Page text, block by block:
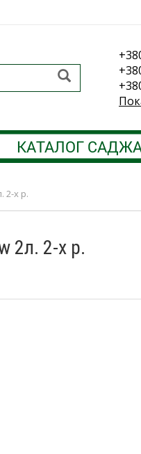
КАТАЛОГ
2-х р.
2л. 2-х р.